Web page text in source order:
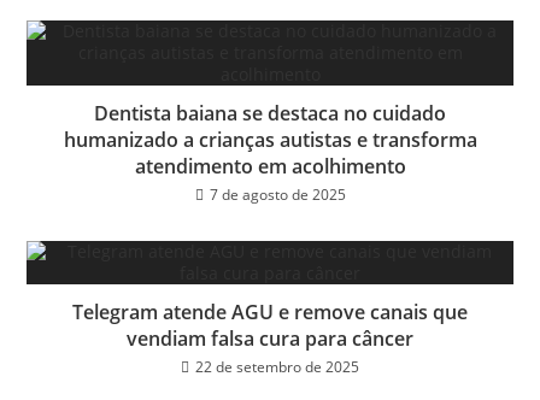
Dentista baiana se destaca no cuidado
humanizado a crianças autistas e transforma
atendimento em acolhimento
7 de agosto de 2025
Telegram atende AGU e remove canais que
vendiam falsa cura para câncer
22 de setembro de 2025